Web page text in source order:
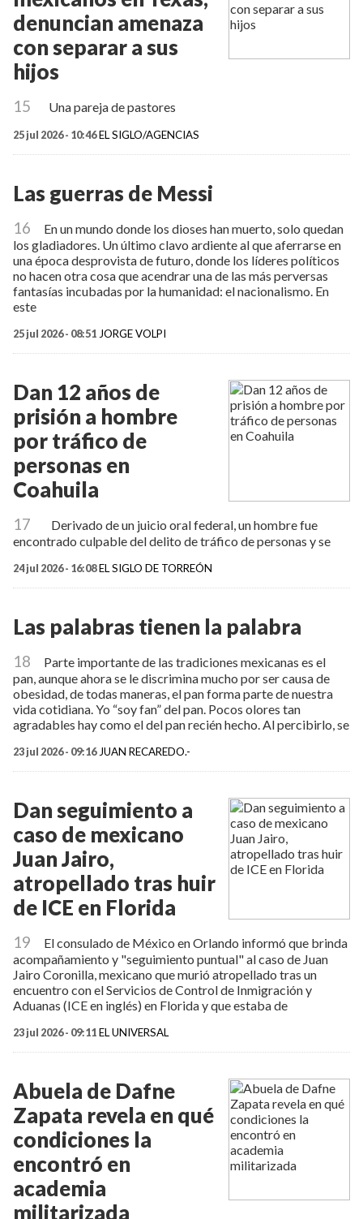
denuncian amenaza
con separar a sus
hijos
15 Una pareja de pastores
25 jul 2026 - 10:46EL SIGLO/AGENCIAS
Las guerras de Messi
16
En un mundo donde los dioses han muerto, solo quedan
los gladiadores. Un último clavo ardiente al que aferrarse en
una época desprovista de futuro, donde los líderes políticos
no hacen otra cosa que acendrar una de las más perversas
fantasías incubadas por la humanidad: el nacionalismo. En
este
25 jul 2026 - 08:51 JORGE VOLPI
Dan 12 años de
prisión a hombre
por tráfico de
personas en
Coahuila
17
Derivado de un juicio oral federal, un hombre fue
encontrado culpable del delito de tráfico de personas y se
24 jul 2026 - 16:08EL SIGLO DE TORREÓN
Las palabras tienen la palabra
18
Parte importante de las tradiciones mexicanas es el
pan, aunque ahora se le discrimina mucho por ser causa de
obesidad, de todas maneras, el pan forma parte de nuestra
vida cotidiana. Yo “soy fan” del pan. Pocos olores tan
agradables hay como el del pan recién hecho. Al percibirlo, se
23 jul 2026 - 09:16JUAN RECAREDO.-
Dan seguimiento a
caso de mexicano
Juan Jairo,
atropellado tras huir
de ICE en Florida
19
El consulado de México en Orlando informó que brinda
acompañamiento y "seguimiento puntual" al caso de Juan
Jairo Coronilla, mexicano que murió atropellado tras un
encuentro con el Servicios de Control de Inmigración y
Aduanas (ICE en inglés) en Florida y que estaba de
23 jul 2026 - 09:11EL UNIVERSAL
Abuela de Dafne
Zapata revela en qué
condiciones la
encontró en
academia
militarizada